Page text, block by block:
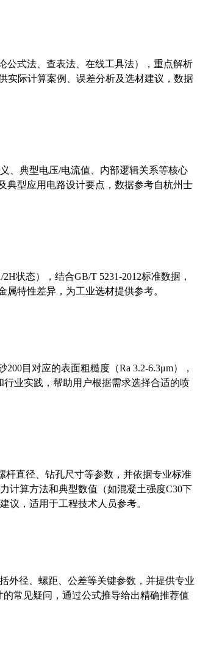
公式法、查表法、在线工具法），重点解析
实际计算案例、误差分析及选材建议，数据
、典型电压/电流值、内部逻辑关系等核心
典型应用电路设计要点，数据参考自杭州士
状态），结合GB/T 5231-2012标准数据，
特性差异，为工业选材提供参考。
目对应的表面粗糙度（Ra 3.2-6.3μm），
业实践，帮助用户根据需求选择合适的喷
杆直径、钻孔尺寸等参数，并依据专业标准
计算方法和典型数值（如混凝土强度C30下
议，适用于工程技术人员参考。
外径、螺距、公差等关键参数，并提供专业
常见疑问，通过公式推导给出精确推荐值